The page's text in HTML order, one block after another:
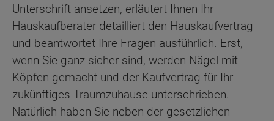
Unterschrift ansetzen, erläutert Ihnen Ihr
Hauskaufberater detailliert den Hauskaufvertrag
und beantwortet Ihre Fragen ausführlich. Erst,
wenn Sie ganz sicher sind, werden Nägel mit
Köpfen gemacht und der Kaufvertrag für Ihr
zukünftiges Traumzuhause unterschrieben.
Natürlich haben Sie neben der gesetzlichen